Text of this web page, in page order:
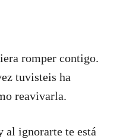
romper contigo.
tuvisteis ha
reavivarla.
al ignorarte te está